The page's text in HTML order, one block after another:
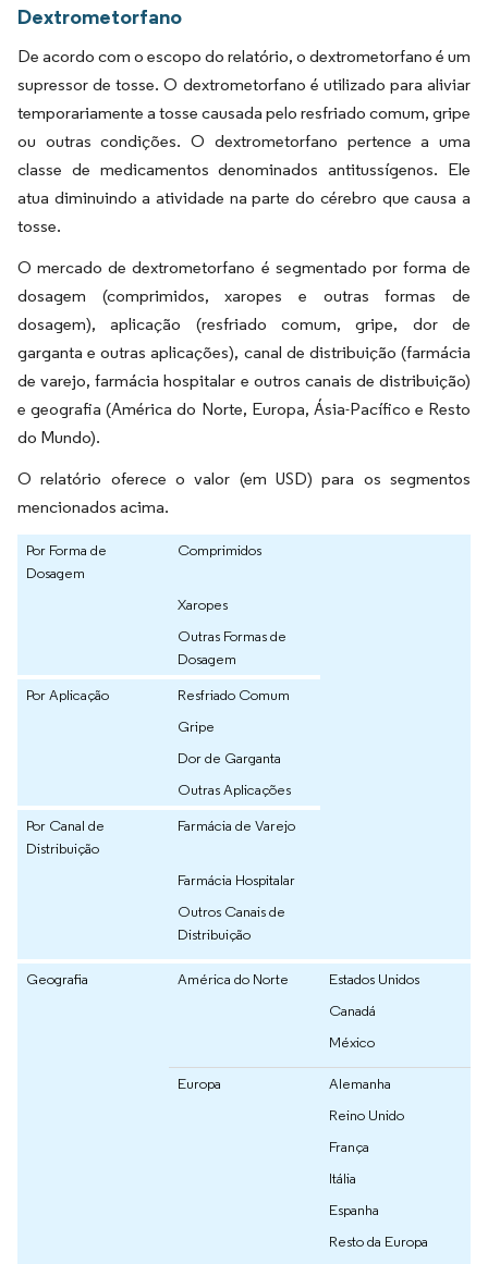
Dextrometorfano
De acordo com o escopo do relatório, o dextrometorfano é um
supressor de tosse. O dextrometorfano é utilizado para aliviar
temporariamente a tosse causada pelo resfriado comum, gripe
ou outras condições. O dextrometorfano pertence a uma
classe de medicamentos denominados antitussígenos. Ele
atua diminuindo a atividade na parte do cérebro que causa a
tosse.
O mercado de dextrometorfano é segmentado por forma de
dosagem (comprimidos, xaropes e outras formas de
dosagem), aplicação (resfriado comum, gripe, dor de
garganta e outras aplicações), canal de distribuição (farmácia
de varejo, farmácia hospitalar e outros canais de distribuição)
e geografia (América do Norte, Europa, Ásia-Pacífico e Resto
do Mundo).
O relatório oferece o valor (em USD) para os segmentos
mencionados acima.
Por Forma de
Dosagem
Comprimidos
Xaropes
Outras Formas de
Dosagem
Por Aplicação
Resfriado Comum
Gripe
Dor de Garganta
Outras Aplicações
Por Canal de
Distribuição
Farmácia de Varejo
Farmácia Hospitalar
Outros Canais de
Distribuição
Geografia América do Norte
Estados Unidos
Canadá
México
Europa
Alemanha
Reino Unido
França
Itália
Espanha
Resto da Europa